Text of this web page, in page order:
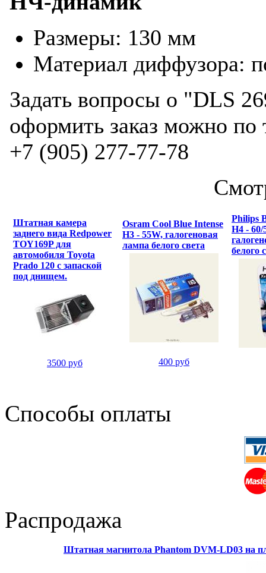
Размеры: 130 мм
Материал диффузора:
Задать вопросы о "DLS
оформить заказ можно по
+7 (905) 277-77-78
Штатная камера
заднего вида Redpower
TOY169P для
автомобиля Toyota
Prado 120 с запаской
под днищем.
3500 руб
Osram Cool Blue Intense
H3 - 55W, галогеновая
лампа белого света
400 руб
Philips
H4 - 60/
белого
Способы оплаты
Распродажа
Штатная магнитола Phantom DVM-LD03 на